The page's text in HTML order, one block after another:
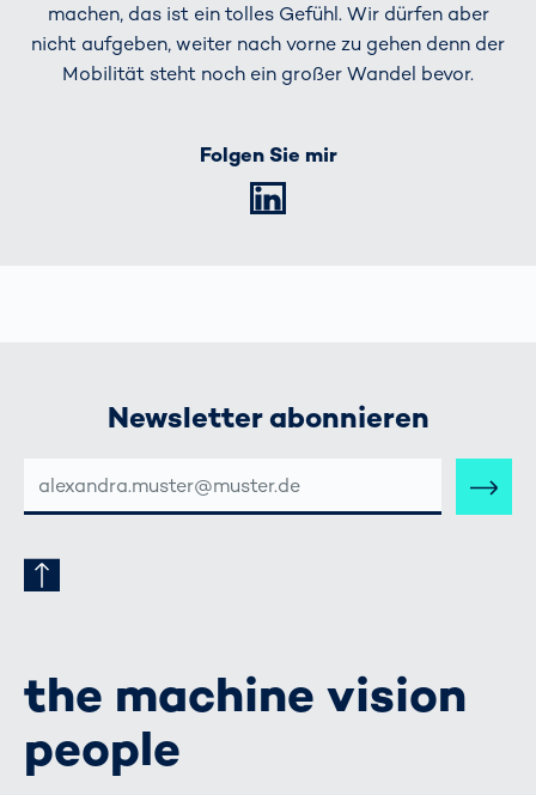
machen, das ist ein tolles Gefühl. Wir dürfen aber
nicht aufgeben, weiter nach vorne zu gehen denn der
Mobilität steht noch ein großer Wandel bevor.
Folgen Sie mir
Newsletter abonnieren
MAIL-
ADRESSE
the machine vision
people